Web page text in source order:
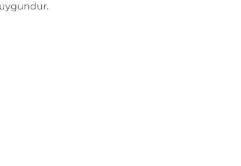
Yetkili Eğitim Ortağı (Accredited Training